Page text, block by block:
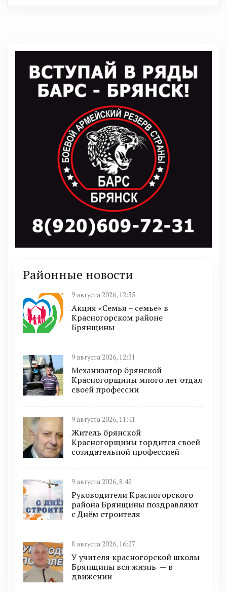
Районные новости
9 августа 2026, 12:35
Акция «Семья – семье» в
Красногорском районе
Брянщины
9 августа 2026, 12:31
Механизатор брянской
Красногорщины много лет отдал
своей профессии
9 августа 2026, 11:41
Житель брянской
Красногорщины гордится своей
созидательной профессией
9 августа 2026, 8:42
Руководители Красногорского
района Брянщины поздравляют
с Днём строителя
8 августа 2026, 16:27
У учителя красногорской школы
Брянщины вся жизнь — в
движении